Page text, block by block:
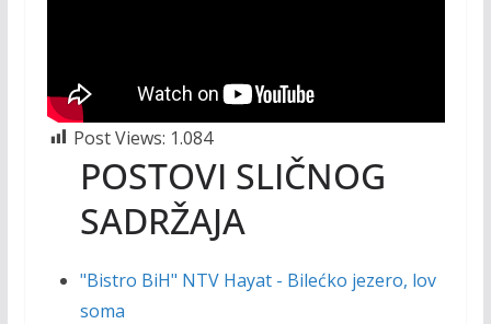
Post Views: 1.084
POSTOVI SLIČNOG
SADRŽAJA
"Bistro BiH" NTV Hayat - Bilećko jezero, lov
soma